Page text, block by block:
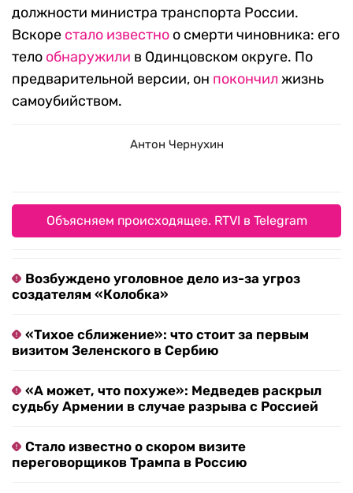
должности министра транспорта России.
Вскоре стало известно о смерти чиновника: его
тело обнаружили в Одинцовском округе. По
предварительной версии, он покончил жизнь
самоубийством.
Антон Чернухин
Объясняем происходящее. RTVI в Telegram
Возбуждено уголовное дело из-за угроз
создателям «Колобка»
«Тихое сближение»: что стоит за первым
визитом Зеленского в Сербию
«А может, что похуже»: Медведев раскрыл
судьбу Армении в случае разрыва с Россией
Стало известно о скором визите
переговорщиков Трампа в Россию